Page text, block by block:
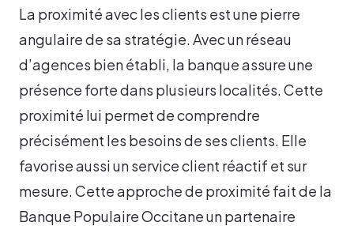
La proximité avec les clients est une pierre
angulaire de sa stratégie. Avec un réseau
d’agences bien établi, la banque assure une
présence forte dans plusieurs localités. Cette
proximité lui permet de comprendre
précisément les besoins de ses clients. Elle
favorise aussi un service client réactif et sur
mesure. Cette approche de proximité fait de la
Banque Populaire Occitane un partenaire